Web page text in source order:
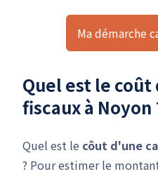
Ma démarche
Quel est le coût
fiscaux à Noyon
Quel est le côut d'une
? Pour estimer le